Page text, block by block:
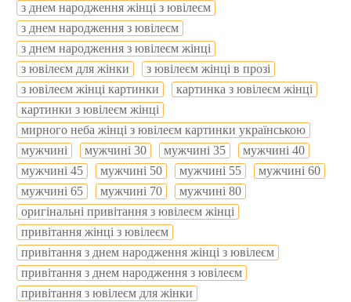
з днем народження жінці з ювілеєм
з днем народження з ювілеєм
з днем народження з ювілеєм жінці
з ювілеєм для жінки
з ювілеєм жінці в прозі
з ювілеєм жінці картинки
картинка з ювілеєм жінці
картинки з ювілеєм жінці
мирного неба жінці з ювілеєм картинки українською
мужчині
мужчині 30 мужчині 35
мужчині 40
мужчині 45
мужчині 50 мужчині 55
мужчині 60
мужчині 65
мужчині 70
мужчині 80
оригінальні привітання з ювілеєм жінці
привітання жінці з ювілеєм
привітання з днем народження жінці з ювілеєм
привітання з днем народження з ювілеєм
привітання з ювілеєм для жінки